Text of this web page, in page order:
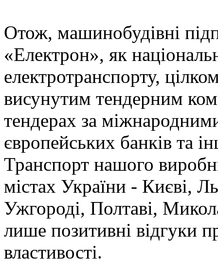
Отож, машинобудівні
«Електрон», як
електротранспорту,
висунутим тендерним
тендерах за
європейських банків та
Транспорт нашого
містах України - Києві,
Ужгороді, Полтаві,
лише позитивні відгуки
властивості.